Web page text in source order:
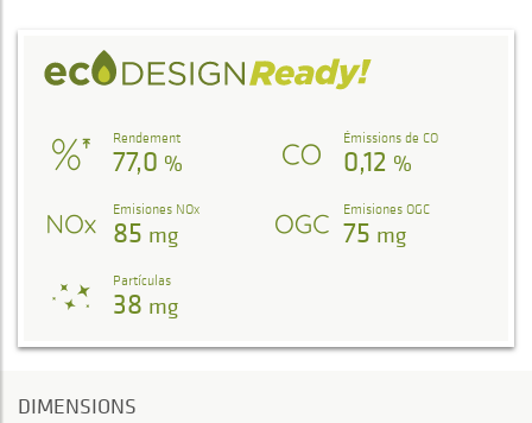
Rendement
77,0 %
Émissions de CO
0,12 %
Emisiones NOx
85 mg
Emisiones OGC
75 mg
Partículas
38 mg
DIMENSIONS